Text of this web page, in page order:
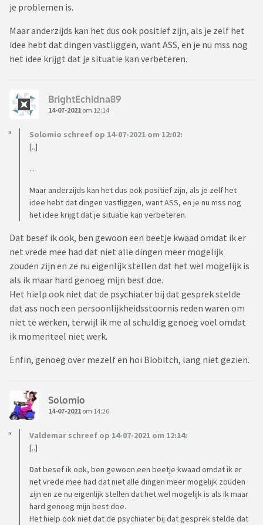
je problemen is.
Maar anderzijds kan het dus ook positief zijn, als je zelf het
idee hebt dat dingen vastliggen, want ASS, en je nu mss nog
het idee krijgt dat je situatie kan verbeteren.
BrightEchidna89
14-07-2021 om 12:14
Solomio schreef op 14-07-2021 om 12:02:
[..]
...
Maar anderzijds kan het dus ook positief zijn, als je zelf het
idee hebt dat dingen vastliggen, want ASS, en je nu mss nog
het idee krijgt dat je situatie kan verbeteren.
Dat besef ik ook, ben gewoon een beetje kwaad omdat ik er
net vrede mee had dat niet alle dingen meer mogelijk
zouden zijn en ze nu eigenlijk stellen dat het wel mogelijk is
als ik maar hard genoeg mijn best doe.
Het hielp ook niet dat de psychiater bij dat gesprek stelde
dat ass noch een persoonlijkheidsstoornis reden waren om
niet te werken, terwijl ik me al schuldig genoeg voel omdat
ik momenteel niet werk.
Enfin, genoeg over mezelf en hoi Biobitch, lang niet gezien.
Solomio
14-07-2021 om 14:26
Valdemar schreef op 14-07-2021 om 12:14:
[..]
Dat besef ik ook, ben gewoon een beetje kwaad omdat ik er
net vrede mee had dat niet alle dingen meer mogelijk zouden
zijn en ze nu eigenlijk stellen dat het wel mogelijk is als ik maar
hard genoeg mijn best doe.
Het hielp ook niet dat de psychiater bij dat gesprek stelde dat